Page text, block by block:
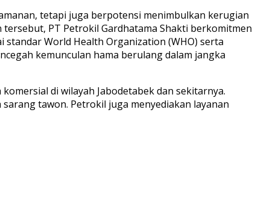
tetapi juga berpotensi menimbulkan kerugian
PT Petrokil Gardhatama Shakti berkomitmen
World Health Organization (WHO) serta
kemunculan hama berulang dalam jangka
di wilayah Jabodetabek dan sekitarnya.
tawon. Petrokil juga menyediakan layanan